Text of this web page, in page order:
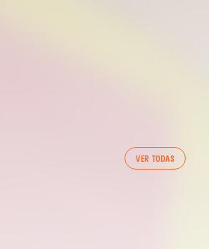
VER TODAS
VALENCIA CF 7/8/2026